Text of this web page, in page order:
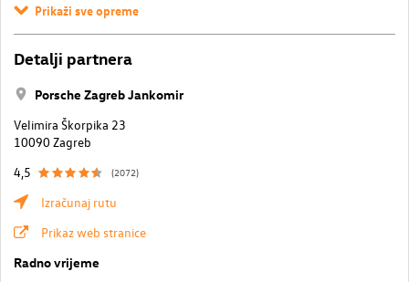
Prikaži sve opreme
Detalji partnera
Porsche Zagreb Jankomir
Velimira Škorpika 23
10090 Zagreb
4,5
(2072)
Izračunaj rutu
Prikaz web stranice
Radno vrijeme